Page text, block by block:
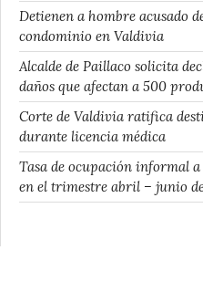
Detienen a hombre acusado
condominio en Valdivia
Alcalde de Paillaco solicita
daños que afectan a 500
Corte de Valdivia ratifica
durante licencia médica
Tasa de ocupación informal
en el trimestre abril – junio